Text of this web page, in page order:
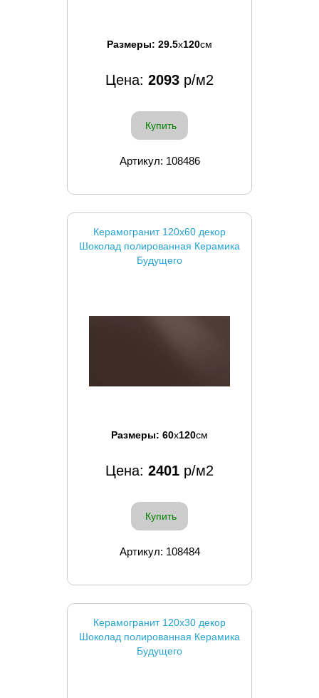
Размеры: 29.5x120см
Цена: 2093 р/м2
Купить
Артикул: 108486
Керамогранит 120x60 декор
Шоколад полированная Керамика
Будущего
Размеры: 60x120см
Цена: 2401 р/м2
Купить
Артикул: 108484
Керамогранит 120x30 декор
Шоколад полированная Керамика
Будущего